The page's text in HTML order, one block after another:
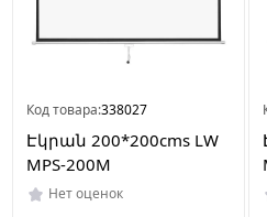
Код товара:338027
Էկրան 200*200cms LW
MPS-200M
Нет оценок